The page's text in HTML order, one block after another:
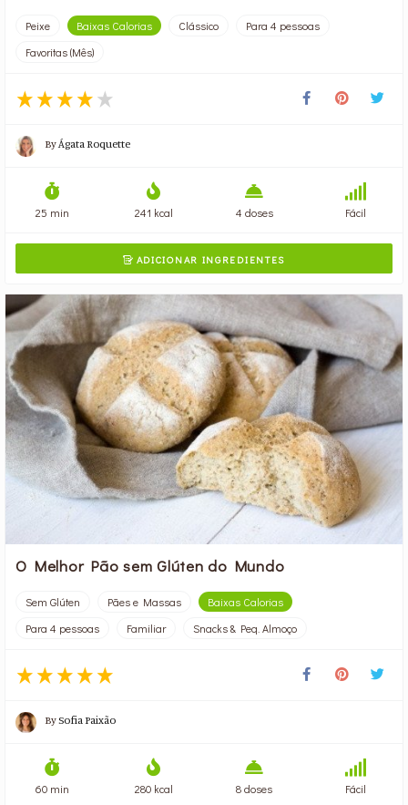
Peixe Baixas Calorias Clássico
Para 4 pessoas
Favoritas (Mês)
By Ágata Roquette
25 min 241 kcal 4 doses Fácil
ADICIONAR INGREDIENTES
O Melhor Pão sem Glúten do Mundo
Sem Glúten Pães e Massas
Baixas Calorias
Para 4 pessoas
Familiar Snacks & Peq. Almoço
BySofia Paixão
60 min 280 kcal 8 doses Fácil